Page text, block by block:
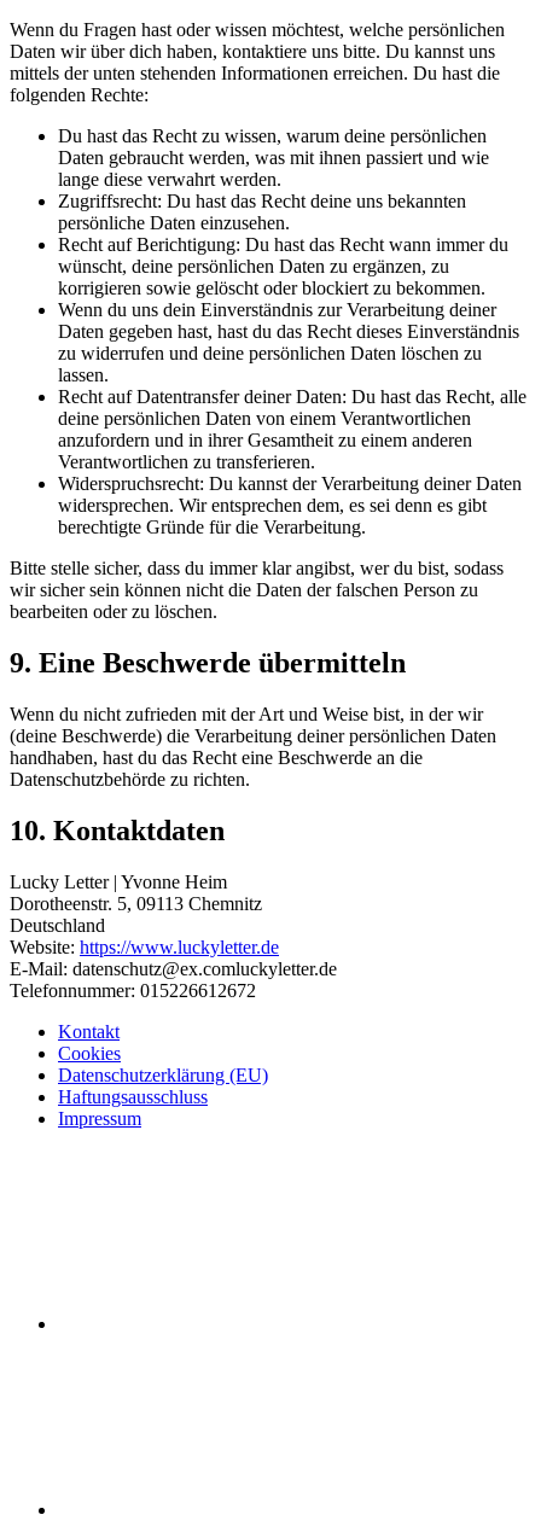
Wenn du Fragen hast oder wissen möchtest, welche persönlichen
Daten wir über dich haben, kontaktiere uns bitte. Du kannst uns
mittels der unten stehenden Informationen erreichen. Du hast die
folgenden Rechte:
Du hast das Recht zu wissen, warum deine persönlichen
Daten gebraucht werden, was mit ihnen passiert und wie
lange diese verwahrt werden.
Zugriffsrecht: Du hast das Recht deine uns bekannten
persönliche Daten einzusehen.
Recht auf Berichtigung: Du hast das Recht wann immer du
wünscht, deine persönlichen Daten zu ergänzen, zu
korrigieren sowie gelöscht oder blockiert zu bekommen.
Wenn du uns dein Einverständnis zur Verarbeitung deiner
Daten gegeben hast, hast du das Recht dieses Einverständnis
zu widerrufen und deine persönlichen Daten löschen zu
lassen.
Recht auf Datentransfer deiner Daten: Du hast das Recht, alle
deine persönlichen Daten von einem Verantwortlichen
anzufordern und in ihrer Gesamtheit zu einem anderen
Verantwortlichen zu transferieren.
Widerspruchsrecht: Du kannst der Verarbeitung deiner Daten
widersprechen. Wir entsprechen dem, es sei denn es gibt
berechtigte Gründe für die Verarbeitung.
Bitte stelle sicher, dass du immer klar angibst, wer du bist, sodass
wir sicher sein können nicht die Daten der falschen Person zu
bearbeiten oder zu löschen.
9. Eine Beschwerde übermitteln
Wenn du nicht zufrieden mit der Art und Weise bist, in der wir
(deine Beschwerde) die Verarbeitung deiner persönlichen Daten
handhaben, hast du das Recht eine Beschwerde an die
Datenschutzbehörde zu richten.
10. Kontaktdaten
Lucky Letter | Yvonne Heim
Dorotheenstr. 5, 09113 Chemnitz
Deutschland
Website: https://www.luckyletter.de
E-Mail: datenschutz@ex.comluckyletter.de
Telefonnummer: 015226612672
Kontakt
Cookies
Datenschutzerklärung (EU)
Haftungsausschluss
Impressum